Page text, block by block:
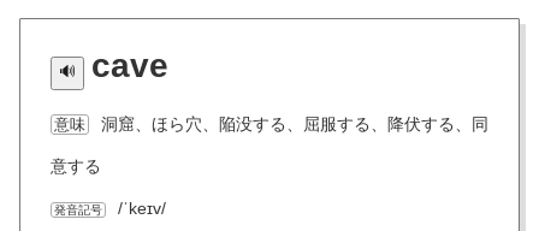
cave
意味 洞窟、ほら穴、陥没する、屈服する、降伏する、同
意する
発音記号 /ˈkeɪv/